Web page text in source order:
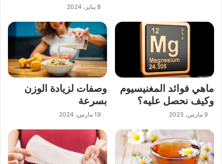
8 يناير، 2024
ماهي فوائد المغنيسيوم
وكيف نحصل عليه؟
9 مارس، 2023
وصفات لزيادة الوزن
بسرعة
19 مارس، 2024